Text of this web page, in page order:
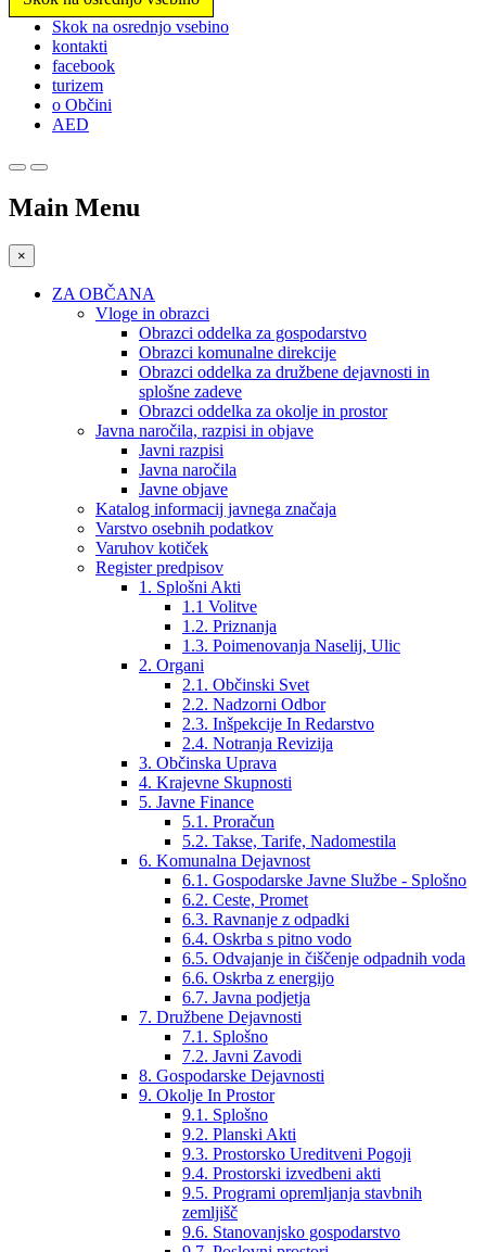
Prosimo,
upoštevajte:
spletno
mesto
vključuje
sistem
Skok na osrednjo vsebino
kontakti
facebook
turizem
o Občini
AED
Main Menu
×
ZA OBČANA
Vloge in obrazci
Obrazci oddelka za gospodarstvo
Obrazci komunalne direkcije
Obrazci oddelka za družbene dejavnosti in
splošne zadeve
Obrazci oddelka za okolje in prostor
Javna naročila, razpisi in objave
Javni razpisi
Javna naročila
Javne objave
Katalog informacij javnega značaja
Varstvo osebnih podatkov
Varuhov kotiček
Register predpisov
1. Splošni Akti
1.1 Volitve
1.2. Priznanja
1.3. Poimenovanja Naselij, Ulic
2. Organi
2.1. Občinski Svet
2.2. Nadzorni Odbor
2.3. Inšpekcije In Redarstvo
2.4. Notranja Revizija
3. Občinska Uprava
4. Krajevne Skupnosti
5. Javne Finance
5.1. Proračun
5.2. Takse, Tarife, Nadomestila
6. Komunalna Dejavnost
6.1. Gospodarske Javne Službe - Splošno
6.2. Ceste, Promet
6.3. Ravnanje z odpadki
6.4. Oskrba s pitno vodo
6.5. Odvajanje in čiščenje odpadnih voda
6.6. Oskrba z energijo
6.7. Javna podjetja
7. Družbene Dejavnosti
7.1. Splošno
7.2. Javni Zavodi
8. Gospodarske Dejavnosti
9. Okolje In Prostor
9.1. Splošno
9.2. Planski Akti
9.3. Prostorsko Ureditveni Pogoji
9.4. Prostorski izvedbeni akti
9.5. Programi opremljanja stavbnih
zemljišč
9.6. Stanovanjsko gospodarstvo